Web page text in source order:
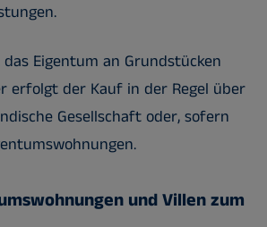
Eigentum an Grundstücken
erfolgt der Kauf in der Regel über
Gesellschaft oder, sofern
und Villen zum